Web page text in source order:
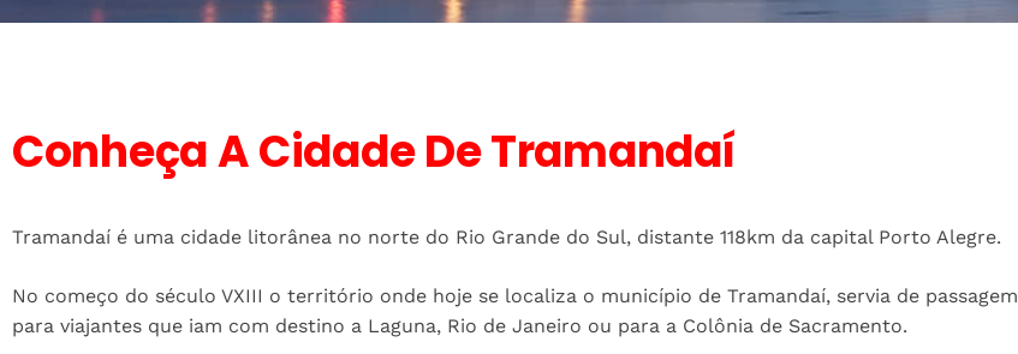
Conheça A Cidade De Tramandaí
Tramandaí é uma cidade litorânea no norte do Rio Grande do Sul, distante 118km da capital Porto Alegre.
No começo do século VXIII o território onde hoje se localiza o município de Tramandaí, servia de passagem
para viajantes que iam com destino a Laguna, Rio de Janeiro ou para a Colônia de Sacramento.